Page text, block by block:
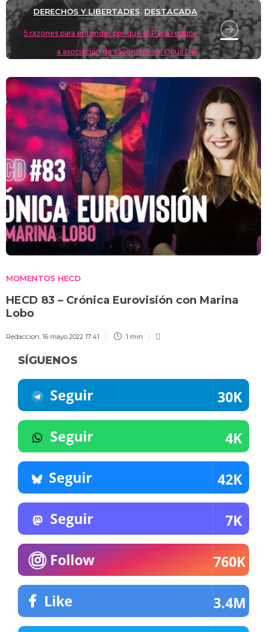
DERECHOS Y LIBERTADES, DESTACADA
5 razones para entender por qué el Papa reduce
a asociación de sacerdotes al Opus Dei
MOMENTOS HECD
HECD 83 – Crónica Eurovisión con Marina
Lobo
Redaccion, 16 mayo 2022 17:41 1 min
SÍGUENOS
Seguir 30K
Seguir 4K
Seguir 42K
Seguir 7K
Follow 760K
Like 3.4M